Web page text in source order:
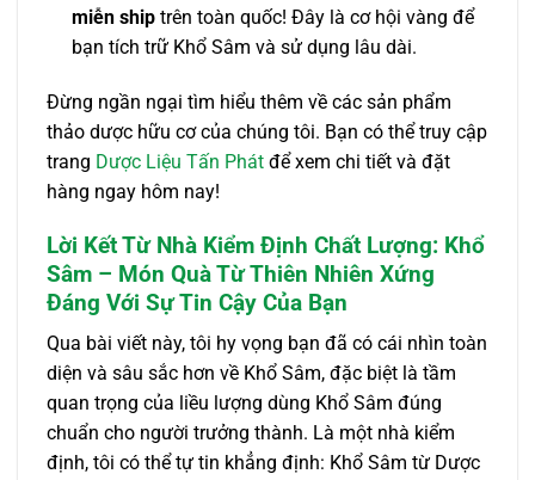
miễn shiptrên toàn quốc! Đây là cơ hội vàng để
bạn tích trữ Khổ Sâm và sử dụng lâu dài.
Đừng ngần ngại tìm hiểu thêm về các sản phẩm
thảo dược hữu cơ của chúng tôi. Bạn có thể truy cập
trang Dược Liệu Tấn Phát để xem chi tiết và đặt
hàng ngay hôm nay!
Lời Kết Từ Nhà Kiểm Định Chất Lượng: Khổ
Sâm – Món Quà Từ Thiên Nhiên Xứng
Đáng Với Sự Tin Cậy Của Bạn
Qua bài viết này, tôi hy vọng bạn đã có cái nhìn toàn
diện và sâu sắc hơn về Khổ Sâm, đặc biệt là tầm
quan trọng của liều lượng dùng Khổ Sâm đúng
chuẩn cho người trưởng thành. Là một nhà kiểm
định, tôi có thể tự tin khẳng định: Khổ Sâm từ Dược